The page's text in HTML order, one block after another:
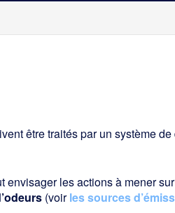
être traités par un système
les actions à mener
(voirles sources